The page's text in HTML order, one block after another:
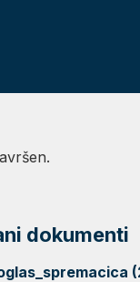
dokumenti